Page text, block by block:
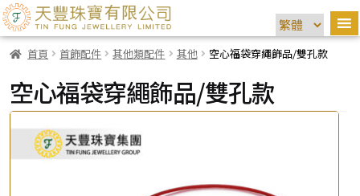
首頁 首飾配件 其他類配件 其他 空心福袋穿繩飾品/雙孔款
空心福袋穿繩飾品/雙孔款